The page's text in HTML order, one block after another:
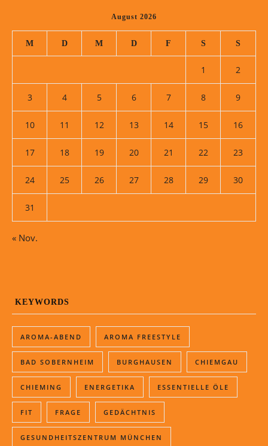
August 2026
M D M D F S S
1 2
3 4 5 6 7 8 9
10 11 12 13 14 15 16
17 18 19 20 21 22 23
24 25 26 27 28 29 30
31
« Nov.
KEYWORDS
AROMA-ABEND AROMA FREESTYLE
BAD SOBERNHEIM BURGHAUSEN CHIEMGAU
CHIEMING ENERGETIKA ESSENTIELLE ÖLE
FIT FRAGE GEDÄCHTNIS
GESUNDHEITSZENTRUM MÜNCHEN